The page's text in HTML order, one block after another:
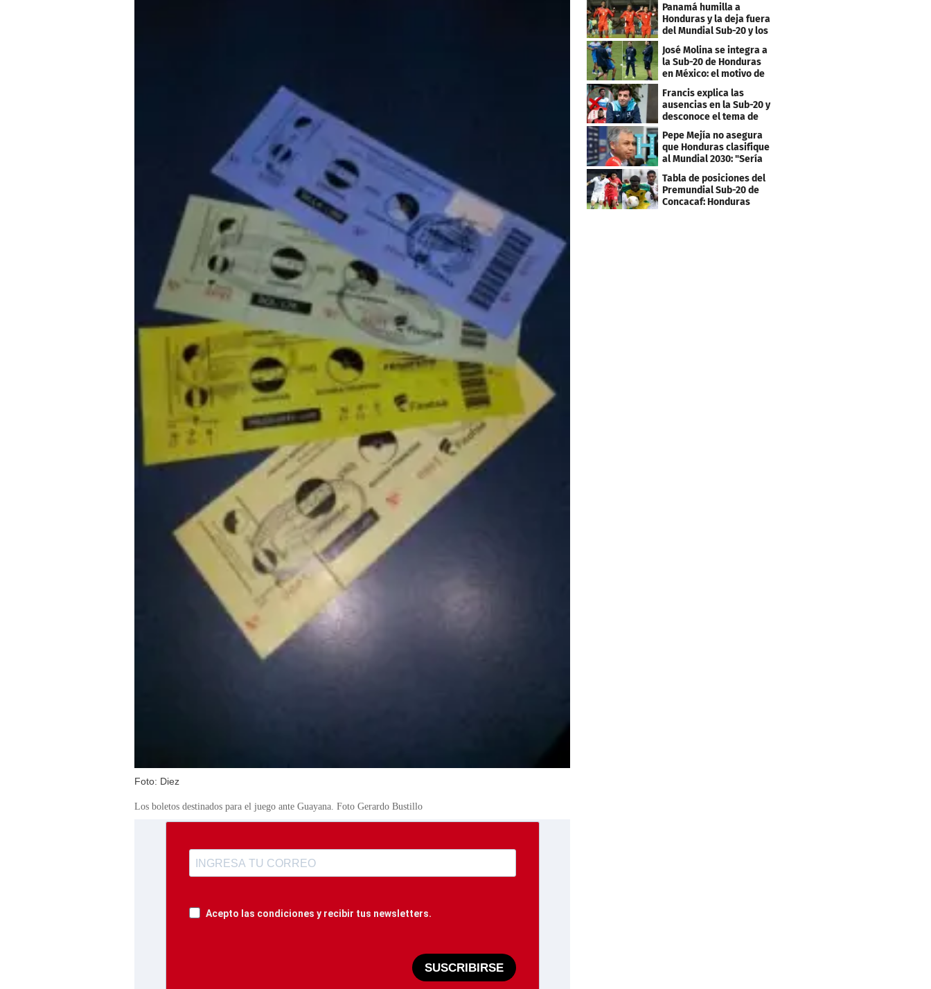
Foto: Diez
Los boletos destinados para el juego ante Guayana. Foto Gerardo Bustillo
Acepto las condiciones y recibir tus newsletters.
SUSCRIBIRSE
Panamá humilla a
Honduras y la deja fuera
del Mundial Sub-20 y los
Juegos Olímpicos
José Molina se integra a
la Sub-20 de Honduras
en México: el motivo de
su viaje
Francis explica las
ausencias en la Sub-20 y
desconoce el tema de
los tiktokers
Pepe Mejía no asegura
que Honduras clasifique
al Mundial 2030: "Sería
mentir"
Tabla de posiciones del
Premundial Sub-20 de
Concacaf: Honduras